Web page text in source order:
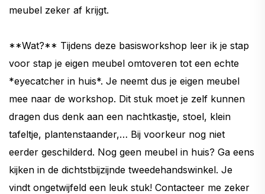
meubel zeker af krijgt.
**Wat?** Tijdens deze basisworkshop leer ik je stap
voor stap je eigen meubel omtoveren tot een echte
*eyecatcher in huis*. Je neemt dus je eigen meubel
mee naar de workshop. Dit stuk moet je zelf kunnen
dragen dus denk aan een nachtkastje, stoel, klein
tafeltje, plantenstaander,… Bij voorkeur nog niet
eerder geschilderd. Nog geen meubel in huis? Ga eens
kijken in de dichtstbijzijnde tweedehandswinkel. Je
vindt ongetwijfeld een leuk stuk! Contacteer me zeker